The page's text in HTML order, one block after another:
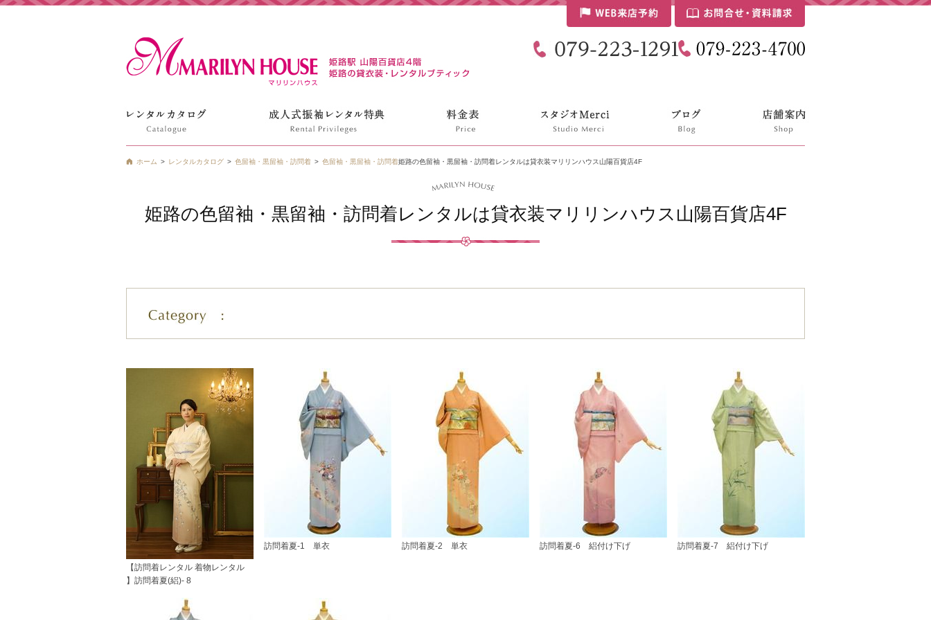
ホーム レンタルカタログ 色留袖・黒留袖・訪問着 色留袖・黒留袖・訪問着姫路の色留袖・黒留袖・訪問着レンタルは貸衣装マリリンハウス山陽百貨店4F
姫路の色留袖・黒留袖・訪問着レンタルは貸衣装マリリンハウス山陽百貨店4F
【訪問着レンタル 着物レンタル
】訪問着夏(絽)- 8
訪問着夏-1 単衣 訪問着夏-2 単衣 訪問着夏-6 絽付け下げ 訪問着夏-7 絽付け下げ